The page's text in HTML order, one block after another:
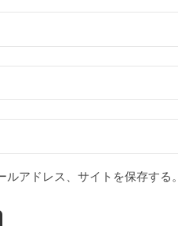
アドレス、サイトを保存する。